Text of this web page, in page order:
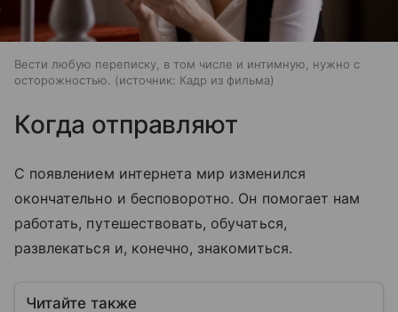
Вести любую переписку, в том числе и интимную, нужно с
осторожностью.
источник: Кадр из фильма
Когда отправляют
С появлением интернета мир изменился
окончательно и бесповоротно. Он помогает нам
работать, путешествовать, обучаться,
развлекаться и, конечно, знакомиться.
Читайте также